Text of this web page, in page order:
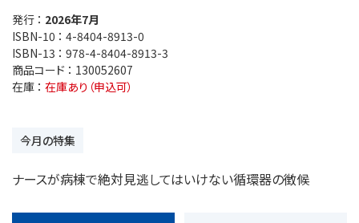
発行 ： 2026年7月
ISBN-10 ： 4-8404-8913-0
ISBN-13 ： 978-4-8404-8913-3
商品コード ： 130052607
在庫 ： 在庫あり（申込可）
今月の特集
ナースが病棟で絶対見逃してはいけない循環器の徴候